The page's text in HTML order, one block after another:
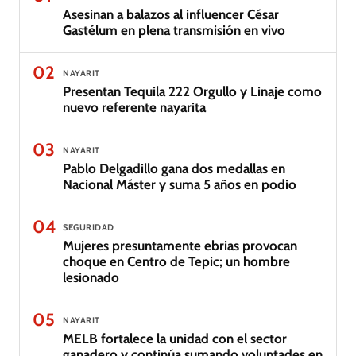
Asesinan a balazos al influencer César
Gastélum en plena transmisión en vivo
02 NAYARIT
Presentan Tequila 222 Orgullo y Linaje como
nuevo referente nayarita
03 NAYARIT
Pablo Delgadillo gana dos medallas en
Nacional Máster y suma 5 años en podio
04 SEGURIDAD
Mujeres presuntamente ebrias provocan
choque en Centro de Tepic; un hombre
lesionado
05 NAYARIT
MELB fortalece la unidad con el sector